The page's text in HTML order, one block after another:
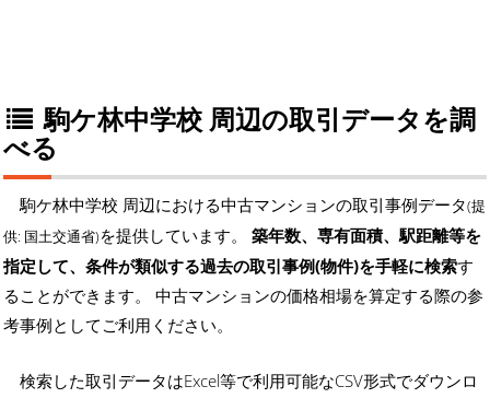
駒ケ林中学校 周辺の取引データを調
べる
駒ケ林中学校 周辺における中古マンションの取引事例データ(提
供: 国土交通省)を提供しています。 築年数、専有面積、駅距離等を
指定して、条件が類似する過去の取引事例(物件)を手軽に検索す
ることができます。 中古マンションの価格相場を算定する際の参
考事例としてご利用ください。
検索した取引データはExcel等で利用可能なCSV形式でダウンロ